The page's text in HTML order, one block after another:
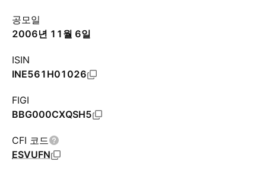
공모일
2006년 11월 6일
ISIN
INE561H01026
FIGI
BBG000CXQSH5
CFI 코드
ESVUFN